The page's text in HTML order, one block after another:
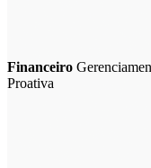
Financeiro
Proativa